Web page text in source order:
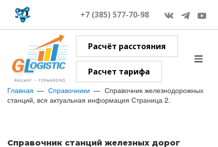
+7 (385) 577-70-98
Расчёт расстояния
Расчет тарифа
Главная Справочники
Справочник железнодорожных
станций, вся актуальная информация Страница 2.
Справочник станций железных дорог